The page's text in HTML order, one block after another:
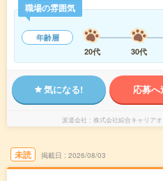
職場の雰囲気
年齢層
20代
30代
気になる! 応募へ
派遣会社 株式会社綜合キャリア
未読 掲載日 2026/08/03